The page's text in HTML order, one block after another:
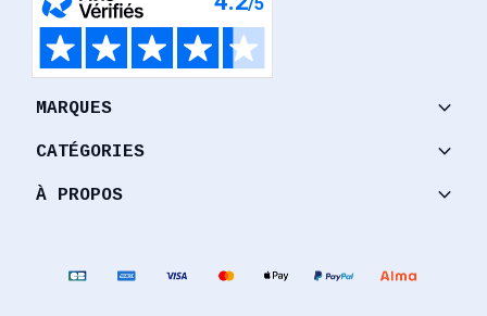
MARQUES keyboard_arrow_down
CATÉGORIES keyboard_arrow_down
À PROPOS keyboard_arrow_down